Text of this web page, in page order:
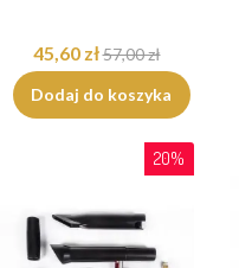
45,60 zł57,00 zł
Dodaj do koszyka
20%